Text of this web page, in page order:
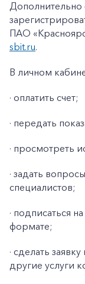
ПАО
sbit.ru.
В личном
· оплатить счет;
· передать
· просмотреть
· задать
специалистов;
· подписаться
формате;
· сделать
другие услуги